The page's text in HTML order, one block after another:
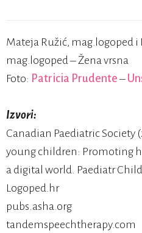
Mateja Ružić, mag.logoped
mag.logoped – Žena vrsna
Foto: Patricia Prudente–
Izvori:
Canadian Paediatric Society
young children: Promoting
a digital world. Paediatr
Logoped.hr
pubs.asha.org
tandemspeechtherapy.com